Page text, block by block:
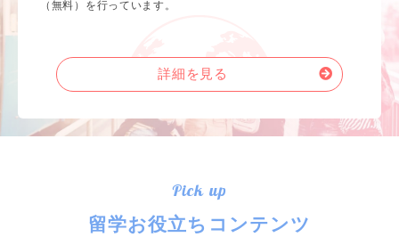
（無料）を行っています。
詳細を見る
Pick up
留学お役立ちコンテンツ